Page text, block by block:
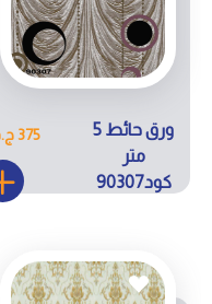
ورق حائط 5
متر
كود90307
375 ج.م